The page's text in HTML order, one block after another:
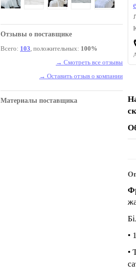
Отзывы о поставщике
Всего: 103, положительных: 100%
→ Смотреть все отзывы
→ Оставить отзыв о компании
Материалы поставщика
•
•